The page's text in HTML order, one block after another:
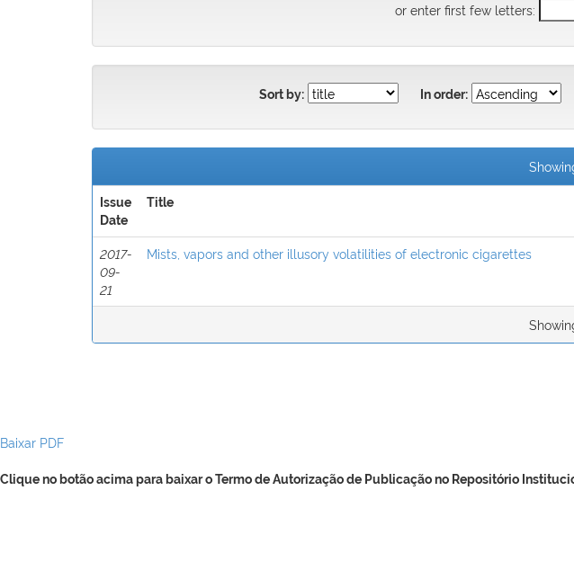
or enter first few letters:
Sort by: In order:
Issue
Date
Title
2017-
09-
21
Mists, vapors and other illusory volatilities of electronic cigarettes
Baixar PDF
Clique no botão acima para baixar o Termo de Autorização de Publicação no Repositório